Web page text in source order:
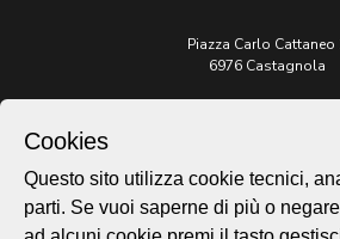
Piazza Carlo Cattaneo
6976 Castagnola
t. +41 58 866 68 50
Cookies
Questo sito utilizza cookie tecnici,
parti. Se vuoi saperne di più o